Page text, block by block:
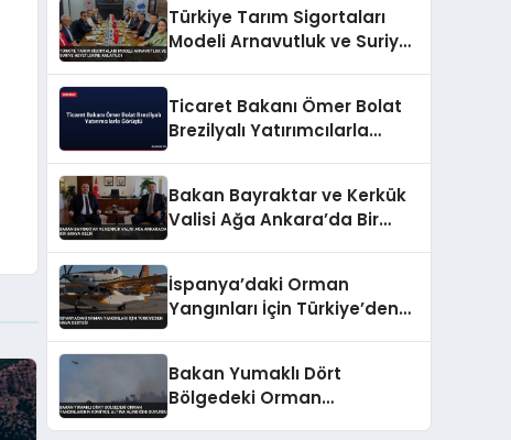
Türkiye Tarım Sigortaları
Modeli Arnavutluk ve Suriye
Ticaret Bakanı Ömer Bolat
Brezilyalı Yatırımcılarla
Bakan Bayraktar ve Kerkük
Valisi Ağa Ankara’da Bir
İspanya’daki Orman
Yangınları İçin Türkiye’den
Bakan Yumaklı Dört
Bölgedeki Orman